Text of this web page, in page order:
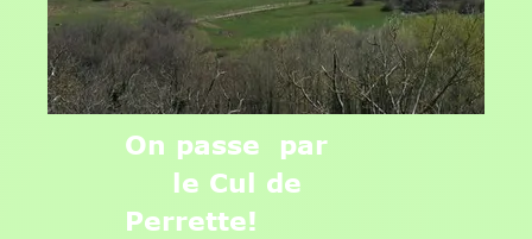
On passe par
le Cul de
Perrette!